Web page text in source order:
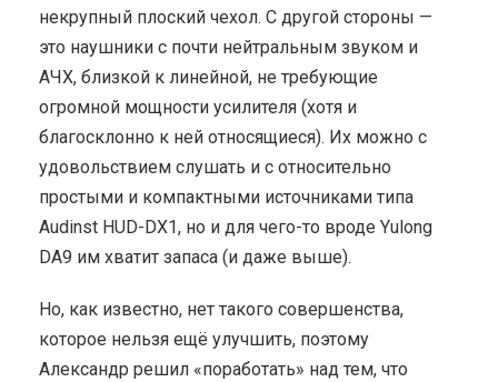
некрупный плоский чехол. С другой стороны —
это наушники с почти нейтральным звуком и
АЧХ, близкой к линейной, не требующие
огромной мощности усилителя (хотя и
благосклонно к ней относящиеся). Их можно с
удовольствием слушать и с относительно
простыми и компактными источниками типа
Audinst HUD-DX1, но и для чего-то вроде Yulong
DA9 им хватит запаса (и даже выше).
Но, как известно, нет такого совершенства,
которое нельзя ещё улучшить, поэтому
Александр решил «поработать» над тем, что